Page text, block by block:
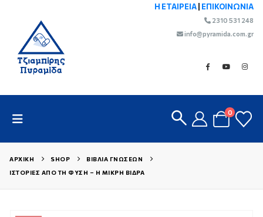
Η ΕΤΑΙΡΕΙΑ ΕΠΙΚΟΙΝΩΝΙΑ
2310 531 248
info@pyramida.com.gr
0
ΑΡΧΙΚΉ SHOP
ΒΙΒΛΊΑ ΓΝΏΣΕΩΝ
ΙΣΤΟΡΊΕΣ ΑΠΌ ΤΗ ΦΎΣΗ – Η ΜΙΚΡΉ ΒΙΔΡΑ